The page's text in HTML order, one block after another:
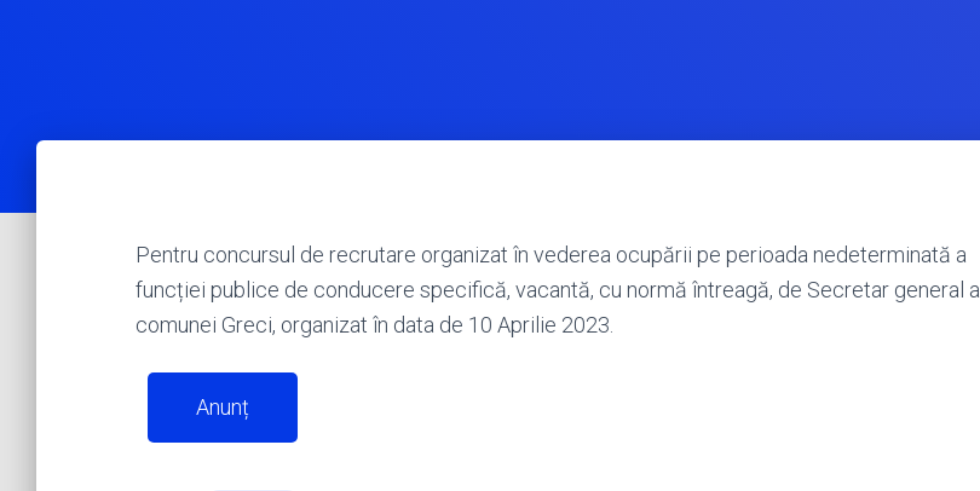
Pentru concursul de recrutare organizat în vederea ocupării pe perioada nedeterminată a
funcției publice de conducere specifică, vacantă, cu normă întreagă, de Secretar general al
comunei Greci, organizat în data de 10 Aprilie 2023.
Anunț